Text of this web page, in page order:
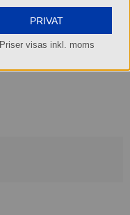
PRIVAT
Priser visas inkl. moms